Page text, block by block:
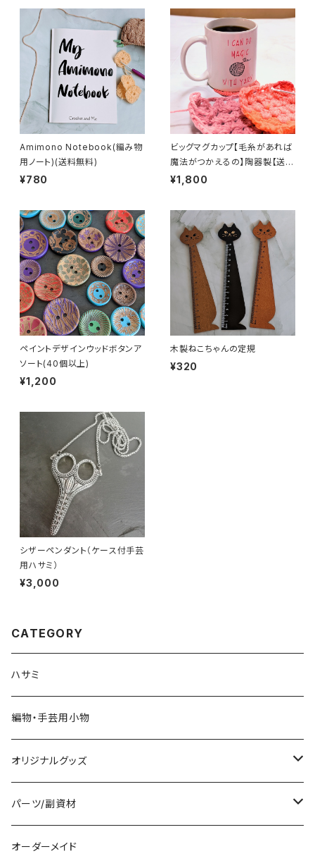
Amimono Notebook(編み物
用ノート)(送料無料)
¥780
ビッグマグカップ【毛糸があれば
魔法がつかえるの】陶器製【送料
無料】
¥1,800
ペイントデザインウッドボタンア
ソート(40個以上)
¥1,200
木製ねこちゃんの定規
¥320
シザーペンダント（ケース付手芸
用ハサミ）
¥3,000
CATEGORY
ハサミ
編物・手芸用小物
オリジナルグッズ
編み物パターン
パーツ/副資材
タグ
オーダーメイド